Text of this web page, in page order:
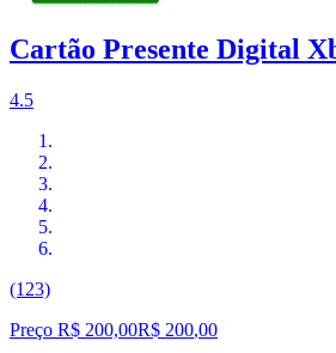
Cartão Presente Digital
4.5
(123)
Preço R$ 200,00R$ 200,00